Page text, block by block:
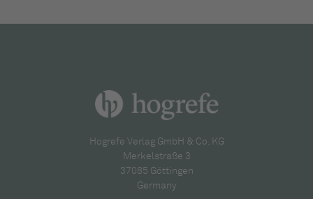
Hogrefe Verlag GmbH & Co. KG
Merkelstraße 3
37085 Göttingen
Germany